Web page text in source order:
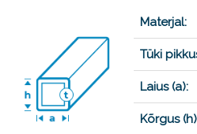
Materjal:
Tüki
Laius (a):
Kõrgus